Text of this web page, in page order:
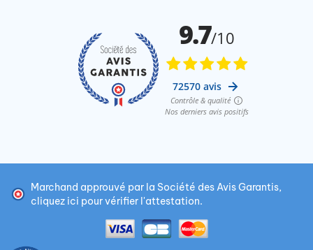
Marchand approuvé par la Société des Avis Garantis,
cliquez ici pour vérifier l'attestation.